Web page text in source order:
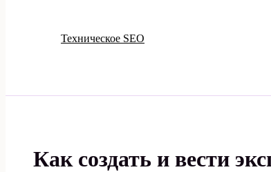
Техническое SEO
Как создать и вести